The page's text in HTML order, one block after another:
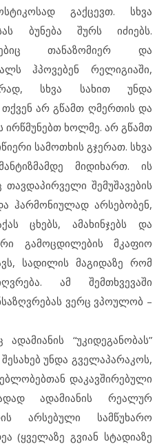
გაქცევთ. სხვა
ბუნება შურს იძიებს.
თანაზომიერ და
ჰპოვებენ რელიგიაში,
სხვა სახით უნდა
არ გწამთ ღმერთის და
ირწმუნებთ ხოლმე. არ გწამთ
სამოთხის გჯერათ. სხვა
მიდიხართ. ის
შემუშავების
ჰარმონიულად არსებობენ,
ცხებს, ამახინჯებს და
გამოცდილების მკაფიო
სადილის მაგიდაზე რომ
ამ შემთხვევაში
ვერც ვპოულობ –
“უკიდეგანობას”
უნდა გველაპარაკოს,
დაკავშირებული
ადამიანის რეალურ
არსებული სამწუხარო
(ყველაზე გვიან სტადიაზე